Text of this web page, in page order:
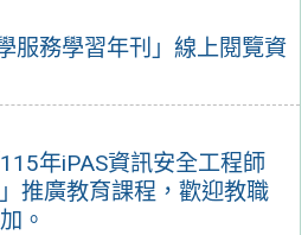
服務學習年刊」線上閱覽資
年iPAS資訊安全工程師
推廣教育課程，歡迎教職
。